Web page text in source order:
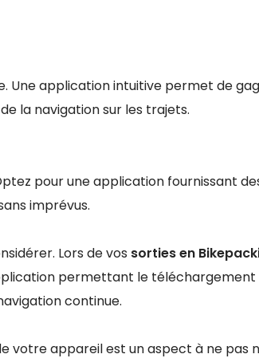
Une application intuitive permet de
la navigation sur les trajets.
pour une application fournissant
imprévus.
Lors de vos sorties en
permettant le
continue.
votre appareil est un aspect à ne pas